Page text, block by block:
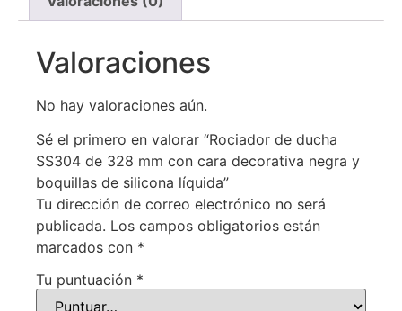
Valoraciones
No hay valoraciones aún.
Sé el primero en valorar “Rociador de ducha
SS304 de 328 mm con cara decorativa negra y
boquillas de silicona líquida”
Tu dirección de correo electrónico no será
publicada. Los campos obligatorios están
marcados con *
Tu puntuación *